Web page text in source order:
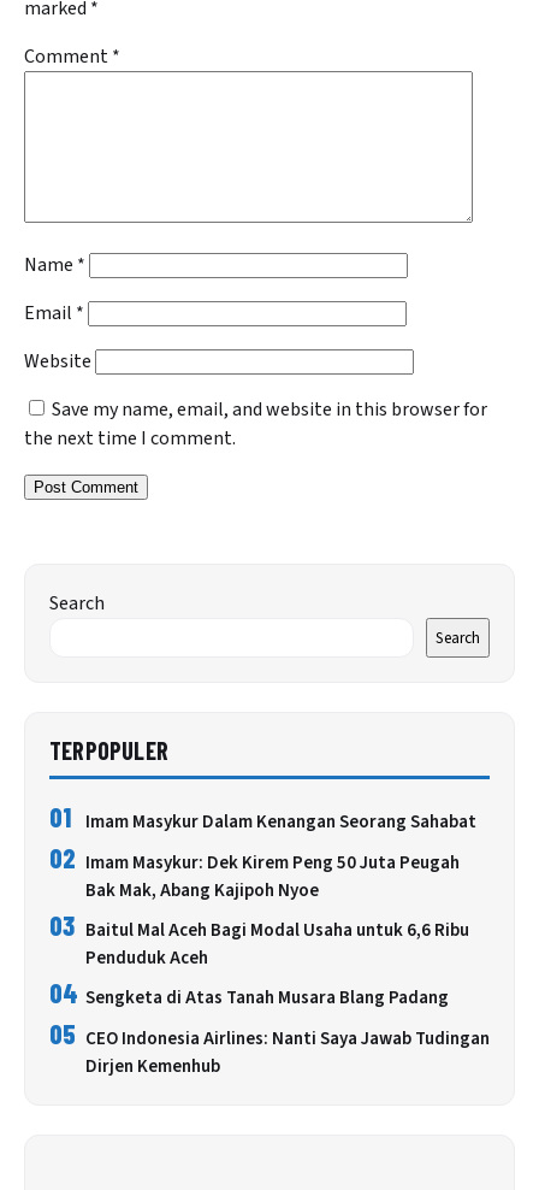
marked *
Comment*
Name *
Email *
Website
Save my name, email, and website in this browser for
the next time I comment.
Search
Search
TERPOPULER
01 Imam Masykur Dalam Kenangan Seorang Sahabat
02 Imam Masykur: Dek Kirem Peng 50 Juta Peugah
Bak Mak, Abang Kajipoh Nyoe
03 Baitul Mal Aceh Bagi Modal Usaha untuk 6,6 Ribu
Penduduk Aceh
04 Sengketa di Atas Tanah Musara Blang Padang
05 CEO Indonesia Airlines: Nanti Saya Jawab Tudingan
Dirjen Kemenhub